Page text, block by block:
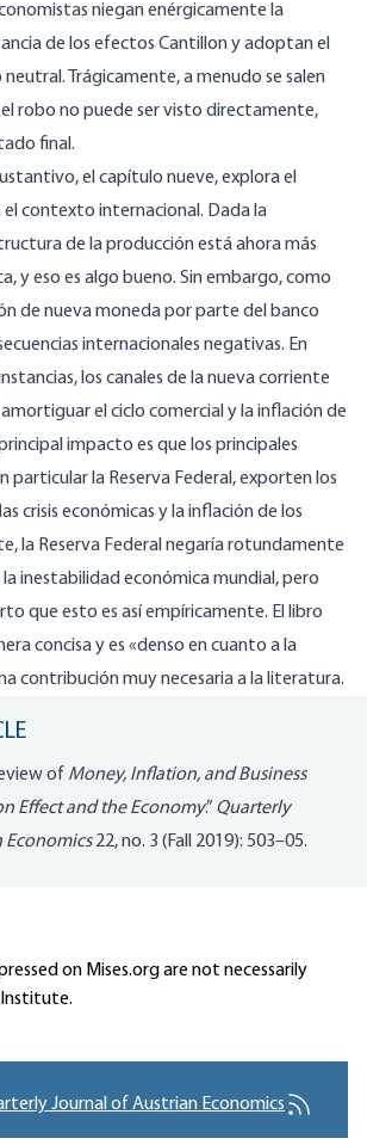
niegan enérgicamente la
de los efectos Cantillon y adoptan el
Trágicamente, a menudo se salen
robo no puede ser visto directamente,
final.
el capítulo nueve, explora el
contexto internacional. Dada la
de la producción está ahora más
y eso es algo bueno. Sin embargo, como
de nueva moneda por parte del banco
internacionales negativas. En
los canales de la nueva corriente
el ciclo comercial y la inflación de
impacto es que los principales
particular la Reserva Federal, exporten los
crisis económicas y la inflación de los
la Reserva Federal negaría rotundamente
inestabilidad económica mundial, pero
que esto es así empíricamente. El libro
concisa y es «denso en cuanto a la
contribución muy necesaria a la literatura.
of Money, Inflation, and Business
Effect and theEconomy.” Quarterly
Economics22, no. 3 (Fall 2019): 503–05.
on Mises.org are not necessarily
Journal of Austrian Economics